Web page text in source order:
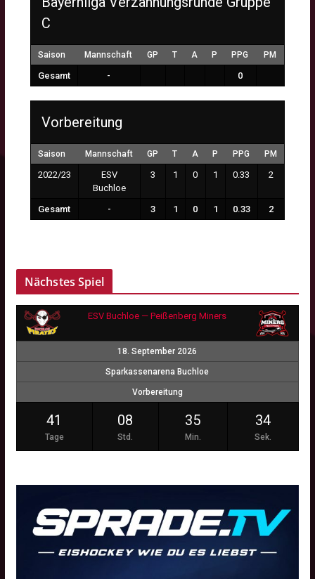
C
Saison Mannschaft GP T A P PPG PM
Gesamt - 0
Vorbereitung
Saison Mannschaft GP T A P PPG PM
2022/23
ESV
Buchloe
3 1 0 1 0.33 2
Gesamt - 3 1 0 1 0.33 2
Nächstes Spiel
ESV Buchloe — Peißenberg Miners
18. September 2026
Sparkassenarena Buchloe
Vorbereitung
41
Tage
08
Std.
35
Min.
33
Sek.